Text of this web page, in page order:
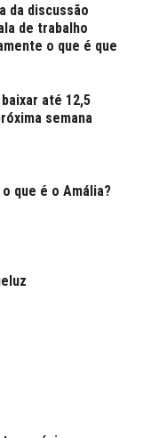
da discussão
de trabalho
o que é que
até 12,5
semana
que é o Amália?